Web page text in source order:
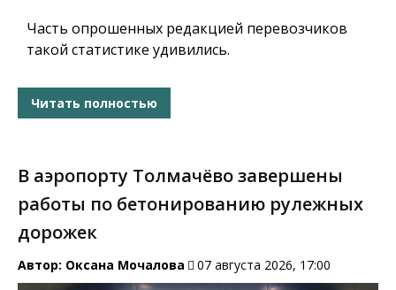
Часть опрошенных редакцией перевозчиков
такой статистике удивились.
Читать полностью
В аэропорту Толмачёво завершены
работы по бетонированию рулежных
дорожек
Автор: Оксана Мочалова 07 августа 2026, 17:00